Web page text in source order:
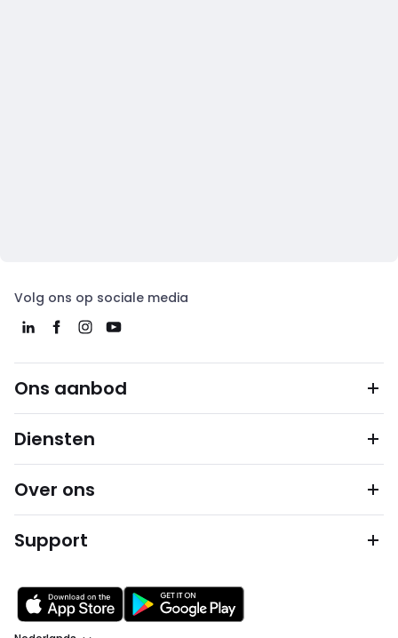
Volg ons op sociale media
Ons aanbod
Diensten
Over ons
Support